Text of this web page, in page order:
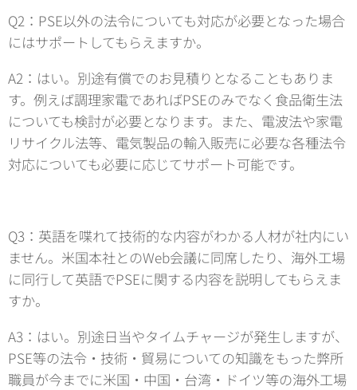
Q2：PSE以外の法令についても対応が必要となった場合
にはサポートしてもらえますか。
A2：はい。別途有償でのお見積りとなることもありま
す。例えば調理家電であればPSEのみでなく食品衛生法
についても検討が必要となります。また、電波法や家電
リサイクル法等、電気製品の輸入販売に必要な各種法令
対応についても必要に応じてサポート可能です。
Q3：英語を喋れて技術的な内容がわかる人材が社内にい
ません。米国本社とのWeb会議に同席したり、海外工場
に同行して英語でPSEに関する内容を説明してもらえま
すか。
A3：はい。別途日当やタイムチャージが発生しますが、
PSE等の法令・技術・貿易についての知識をもった弊所
職員が今までに米国・中国・台湾・ドイツ等の海外工場